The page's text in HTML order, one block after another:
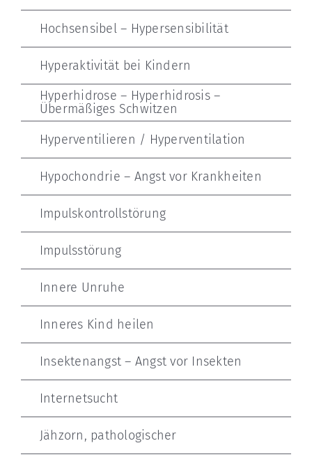
Hochsensibel – Hypersensibilität
Hyperaktivität bei Kindern
Hyperhidrose – Hyperhidrosis –
Übermäßiges Schwitzen
Hyperventilieren / Hyperventilation
Hypochondrie – Angst vor Krankheiten
Impulskontrollstörung
Impulsstörung
Innere Unruhe
Inneres Kind heilen
Insektenangst – Angst vor Insekten
Internetsucht
Jähzorn, pathologischer